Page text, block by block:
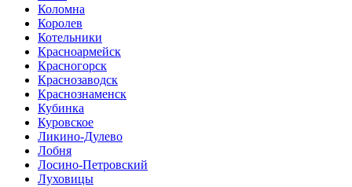
Коломна
Королев
Котельники
Красноармейск
Красногорск
Краснозаводск
Краснознаменск
Кубинка
Куровское
Ликино-Дулево
Лобня
Лосино-Петровский
Луховицы